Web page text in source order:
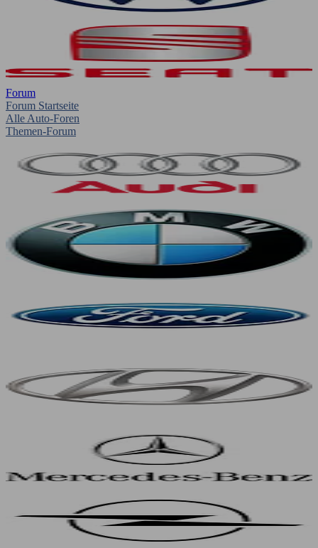
Forum
Forum Startseite
Alle Auto-Foren
Themen-Forum